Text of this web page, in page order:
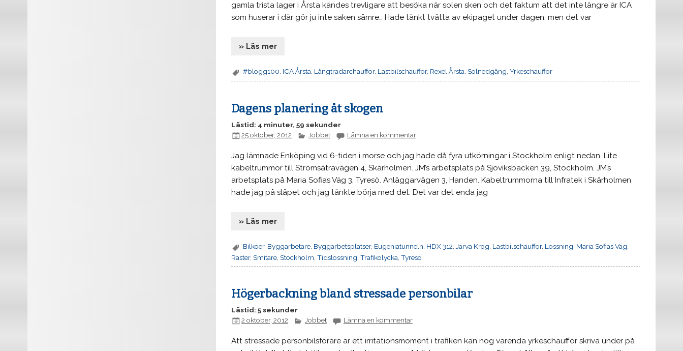
gamla trista lager i Årsta kändes trevligare att besöka när solen sken och det faktum att det inte längre är ICA
som huserar i där gör ju inte saken sämre… Hade tänkt tvätta av ekipaget under dagen, men det var
» Läs mer
#blogg100, ICA Årsta, Långtradarchaufför, Lastbilschaufför, Rexel Årsta,Solnedgång,Yrkeschaufför
Dagens planering åt skogen
Lästid: 4 minuter, 59 sekunder
25 oktober, 2012
Jobbet Lämna en kommentar
Jag lämnade Enköping vid 6-tiden i morse och jag hade då fyra utkörningar i Stockholm enligt nedan. Lite
kabeltrummor till Strömsätravägen 4, Skärholmen. JM’s arbetsplats på Sjöviksbacken 39, Stockholm. JM’s
arbetsplats på Maria Sofias Väg 3, Tyresö. Anläggarvägen 3, Handen. Kabeltrummorna till Infratek i Skärholmen
hade jag på släpet och jag tänkte börja med det. Det var det enda jag
» Läs mer
Bilköer, Byggarbetare, Byggarbetsplatser, Eugeniatunneln, HDX 312,Järva Krog, Lastbilschaufför, Lossning, Maria Sofias Väg,
Raster,Smitare ,Stockholm ,Tidslossning ,Trafikolycka ,Tyresö
Högerbackning bland stressade personbilar
Lästid: 5 sekunder
2 oktober, 2012
Jobbet Lämna en kommentar
Att stressade personbilsförare är ett irritationsmoment i trafiken kan nog varenda yrkeschaufför skriva under på